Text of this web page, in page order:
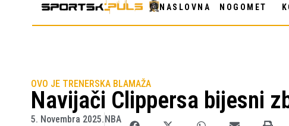
NASLOVNA NOGOMET
OVO JE TRENERSKA BLAMAŽA
Navijači Clippersa bijesni
5. Novembra 2025. NBA